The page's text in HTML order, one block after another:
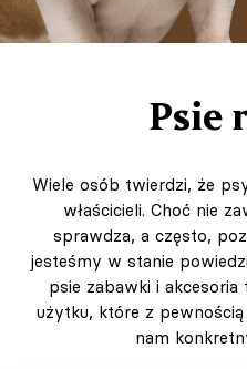
Psie
Wiele osób twierdzi, że
właścicieli. Choć nie
sprawdza, a często,
jesteśmy w stanie
psie zabawki i
użytku, które z
nam